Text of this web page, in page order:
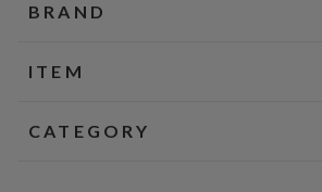
BRAND
ITEM
CATEGORY